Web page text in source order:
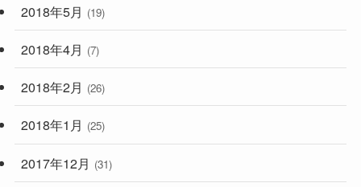
2018年5月 (19)
2018年4月 (7)
2018年2月 (26)
2018年1月 (25)
2017年12月 (31)